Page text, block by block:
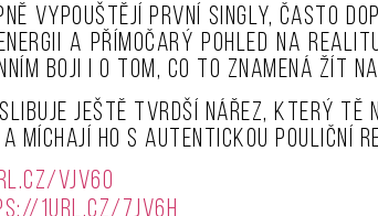
vypouštějí první singly, často
a přímočarý pohled na
boji i o tom, co to znamená žít
slibuje ještě tvrdší nářez, který tě
míchají ho s autentickou pouliční
VJV6o
1url.cz/7JV6H